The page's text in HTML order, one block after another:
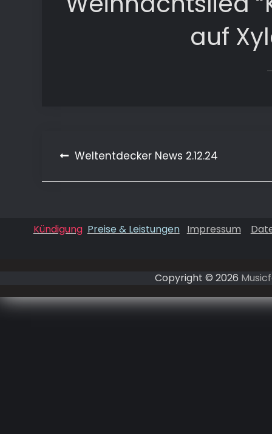
auf
Beitragsnavigation
Weltentdecker News 2.12.24
Kündigung Preise & Leistungen Impressum
Copyright © 2026